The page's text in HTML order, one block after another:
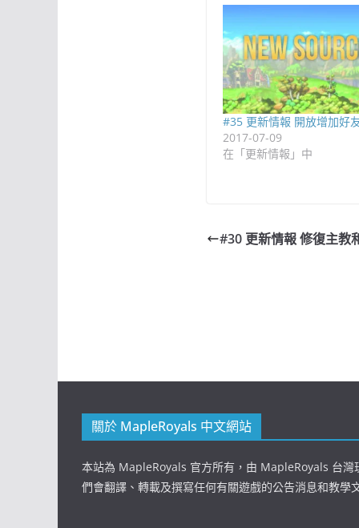
#35 更新情報 開放增加好
2017-07-09
在「更新情報」中
#30 更新情報 修復主教
關於 MapleRoyals 中文網站
本站為 MapleRoyals 官方所有，由 MapleRoyals 台灣
們會翻譯、轉載及撰寫任何有關遊戲的公告消息和教學